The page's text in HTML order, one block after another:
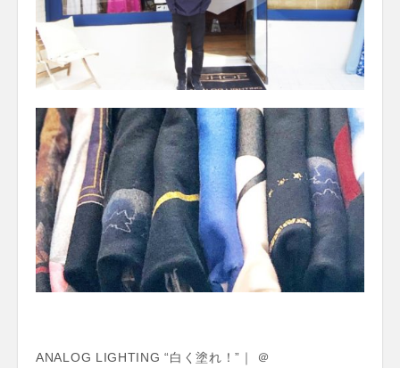
ANALOG LIGHTING “白く塗れ！”｜ ＠